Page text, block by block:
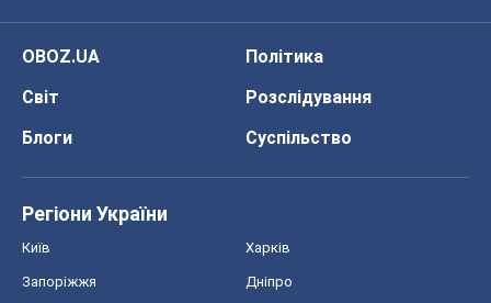
OBOZ.UA
Політика
Світ
Розслідування
Блоги
Суспільство
Регіони України
Київ Харків
Запоріжжя Дніпро